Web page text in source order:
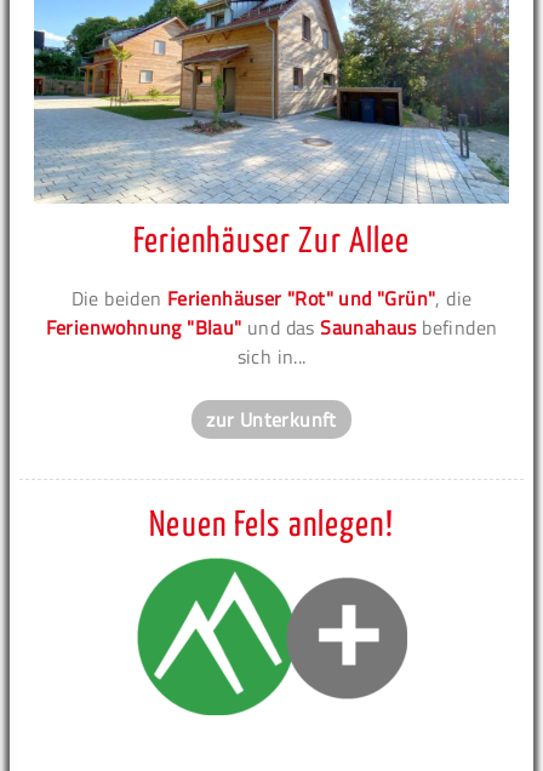
Ferienhäuser Zur Allee
Die beiden Ferienhäuser "Rot" und "Grün", die
Ferienwohnung "Blau" und dasSaunahausbefinden
sich in...
zur Unterkunft
Neuen Fels anlegen!